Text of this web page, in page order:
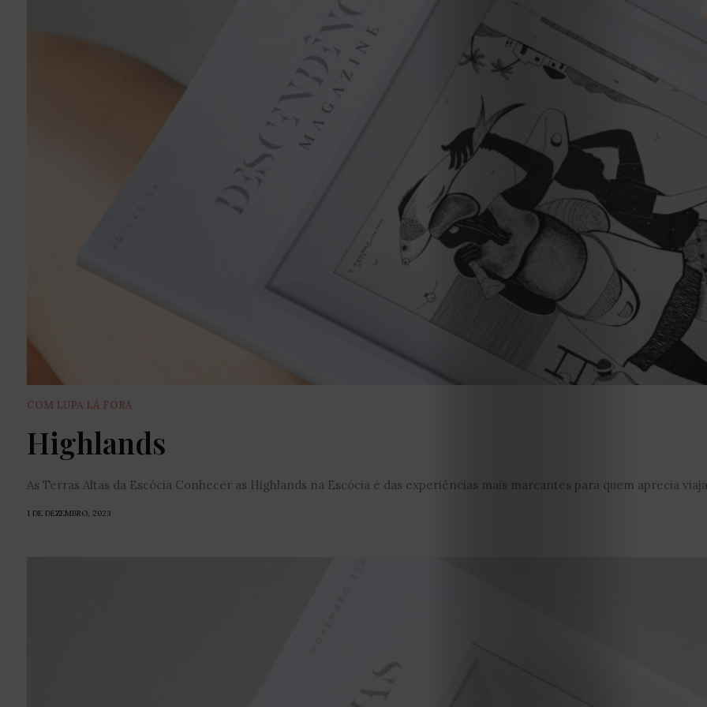
COM LUPA LÁ FORA
Highlands
As Terras Altas da Escócia Conhecer as Highlands na Escócia é das experiências mais marcantes para quem aprecia
1 DE DEZEMBRO, 2023